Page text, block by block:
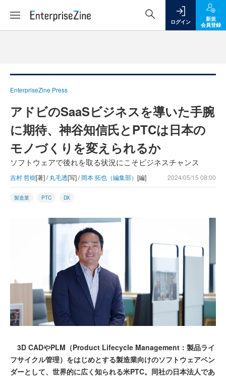
ログイン
新規
会員登録
EnterpriseZine Press
アドビのSaaSビジネスを導いた手腕
に期待、神谷知信氏とPTCは日本の
モノづくりを変えられるか
ソフトウェアで後れを取る状況にこそビジネスチャンス
吉村 哲樹[著] /丸毛透[写] /岡本 拓也（編集部） [編] 2024/05/15 08:00
製造業 PTC DX
3D CADやPLM（Product Lifecycle Management：製品ライ
フサイクル管理）をはじめとする製造業向けのソフトウェアベン
ダーとして、世界的に広く知られる米PTC。同社の日本法人であ